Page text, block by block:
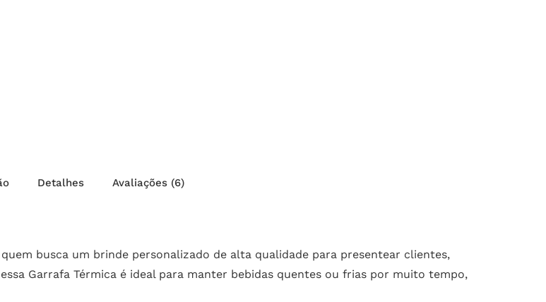
Detalhes Avaliações (6)
busca um brinde personalizado de alta qualidade para presentear clientes,
Garrafa Térmica é ideal para manter bebidas quentes ou frias por muito tempo,